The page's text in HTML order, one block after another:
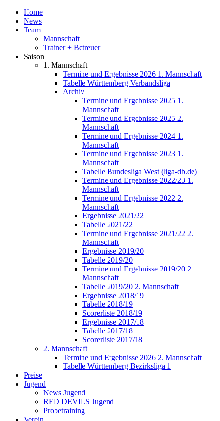
Home
News
Team
Mannschaft
Trainer + Betreuer
Saison
1. Mannschaft
Termine und Ergebnisse 2026 1. Mannschaft
Tabelle Württemberg Verbandsliga
Archiv
Termine und Ergebnisse 2025 1.
Mannschaft
Termine und Ergebnisse 2025 2.
Mannschaft
Termine und Ergebnisse 2024 1.
Mannschaft
Termine und Ergebnisse 2023 1.
Mannschaft
Tabelle Bundesliga West (liga-db.de)
Termine und Ergebnisse 2022/23 1.
Mannschaft
Termine und Ergebnisse 2022 2.
Mannschaft
Ergebnisse 2021/22
Tabelle 2021/22
Termine und Ergebnisse 2021/22 2.
Mannschaft
Ergebnisse 2019/20
Tabelle 2019/20
Termine und Ergebnisse 2019/20 2.
Mannschaft
Tabelle 2019/20 2. Mannschaft
Ergebnisse 2018/19
Tabelle 2018/19
Scorerliste 2018/19
Ergebnisse 2017/18
Tabelle 2017/18
Scorerliste 2017/18
2. Mannschaft
Termine und Ergebnisse 2026 2. Mannschaft
Tabelle Württemberg Bezirksliga 1
Preise
Jugend
News Jugend
RED DEVILS Jugend
Probetraining
Verein